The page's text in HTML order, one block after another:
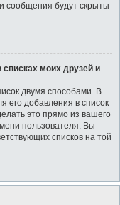
сообщения будут скрыты
списках моих друзей и
двумя способами. В
его добавления в список
это прямо из вашего
пользователя. Вы
списков на той